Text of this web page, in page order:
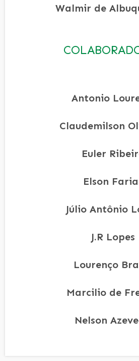
Walmir de
Antonio
Claudemilson
Euler
Elson
Júlio Antônio
J.R Lopes
Lourenço
Marcilio de
Nelson